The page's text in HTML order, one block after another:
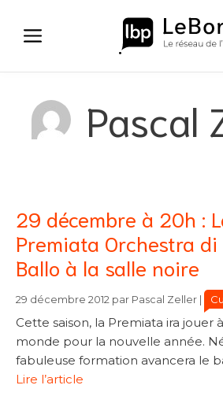
contenu
Pascal
29 décembre à 20h :
Premiata Orchestra di
Ballo à la salle noire
29 décembre 2012 par Pascal Zeller
Cette saison, la Premiata ira jouer
monde pour la nouvelle année.
fabuleuse formation avancera le
Lire l’article